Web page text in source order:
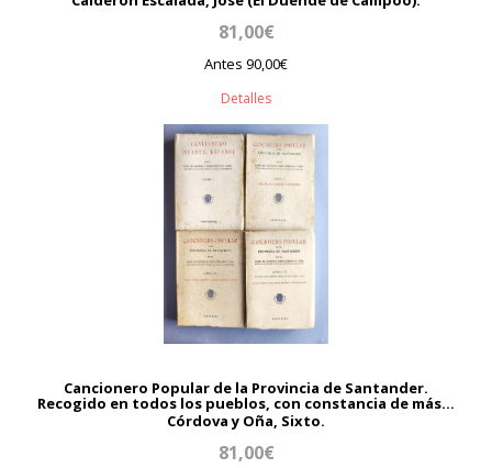
81,00€
Antes 90,00€
Detalles
Cancionero Popular de la Provincia de Santander.
Recogido en todos los pueblos, con constancia de más...
Córdova y Oña, Sixto.
81,00€